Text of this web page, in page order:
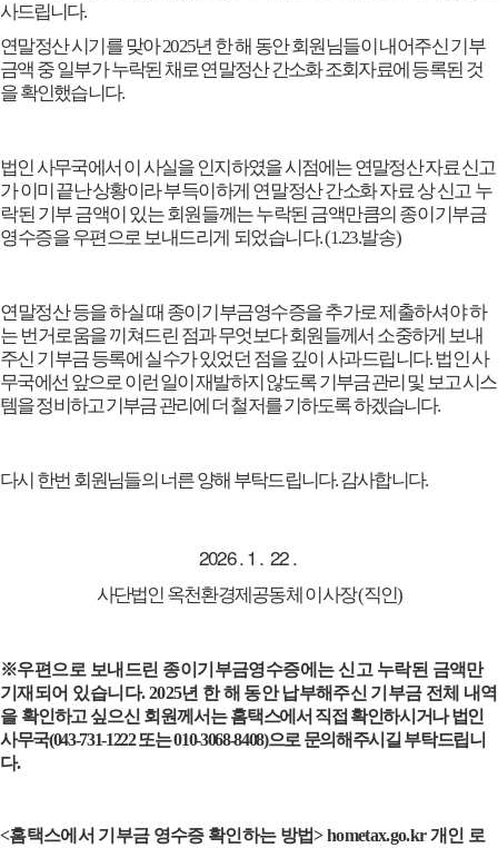
사드립니다.
연말정산 시기를 맞아2025년 한 해 동안 회원님들이 내어주신 기부
금액 중 일부가누락된 채로 연말정산 간소화 조회자료에 등록된 것
을 확인했습니다.
법인 사무국에서 이 사실을 인지하였을 시점에는 연말정산 자료 신고
가 이미 끝난 상황이라 부득이하게 연말정산 간소화 자료 상 신고 누
락된 기부 금액이 있는 회원들께는 누락된 금액만큼의 종이기부금
영수증을 우편으로 보내드리게 되었습니다. (1.23.발송)
연말정산 등을 하실 때 종이기부금영수증을 추가로 제출하셔야 하
는 번거로움을 끼쳐드린 점과 무엇보다 회원들께서 소중하게 보내
주신 기부금 등록에 실수가 있었던 점을 깊이 사과드립니다.법인 사
무국에선 앞으로 이런 일이 재발하지 않도록 기부금 관리 및 보고 시스
템을 정비하고 기부금 관리에 더 철저를 기하도록 하겠습니다.
다시 한번 회원님들의 너른 양해 부탁드립니다.감사합니다.
2026 . 1 . 22 .
사단법인 옥천환경제공동체 이사장(직인)
※우편으로 보내드린 종이기부금영수증에는 신고 누락된 금액만
기재되어 있습니다.2025년 한 해 동안 납부해주신 기부금 전체 내역
을 확인하고 싶으신 회원께서는 홈택스에서 직접 확인하시거나 법인
사무국(043-731-1222또는010-3068-8408)으로 문의해주시길 부탁드립니
다.
<홈택스에서 기부금 영수증 확인하는 방법> hometax.go.kr개인 로